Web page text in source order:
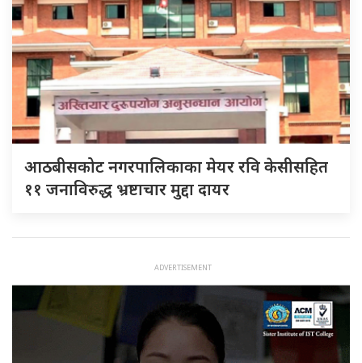
आठबीसकोट नगरपालिकाका मेयर रवि केसीसहित
११ जनाविरुद्ध भ्रष्टाचार मुद्दा दायर